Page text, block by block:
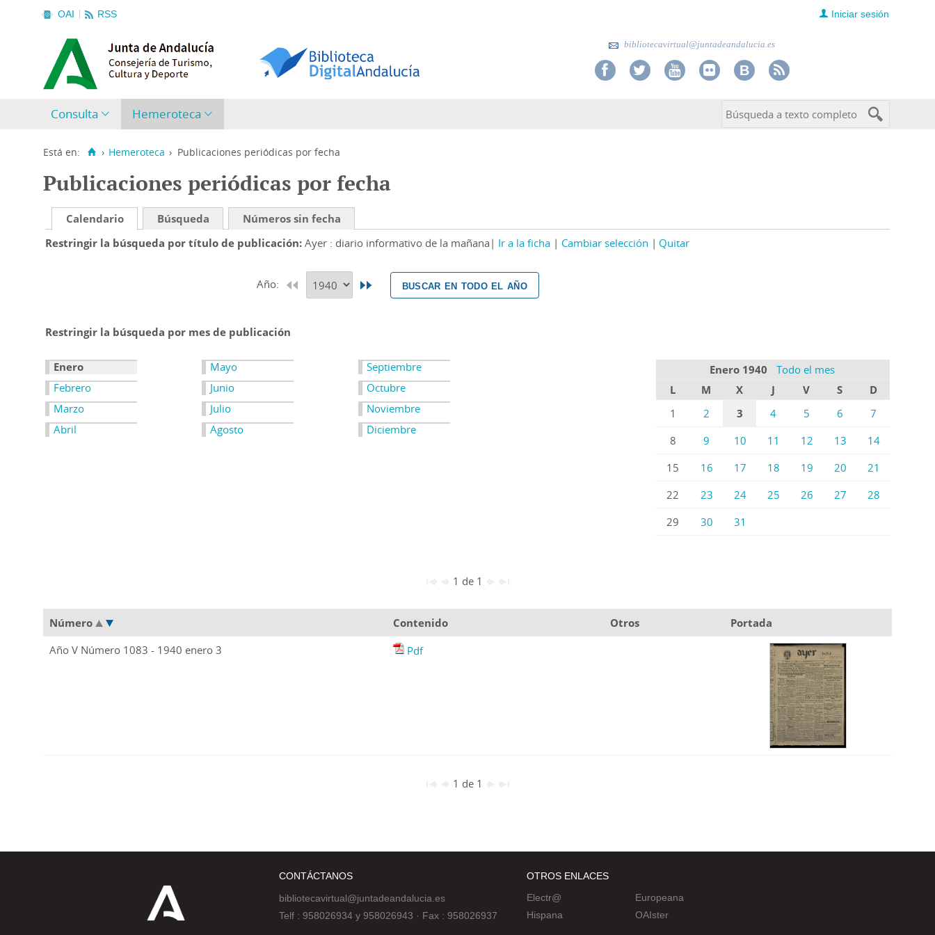
OAI RSS Iniciar sesión
bibliotecavirtual@juntadeandalucia.es
Consulta Hemeroteca
Está en: › Hemeroteca › Publicaciones periódicas por fecha
Publicaciones periódicas por fecha
Calendario Búsqueda
Números sin fecha
Restringir la búsqueda por título de publicación Ayer : diario informativo de la mañana Ir a la ficha Cambiar selección Quitar
Año: buscar en todo el año
Restringir la búsqueda por mes de publicación
Enero
Febrero
Marzo
Abril
Mayo
Junio
Julio
Agosto
Septiembre
Octubre
Noviembre
Diciembre
Enero 1940
Todo el mes
L
M X J V S
D
1
2 3 4 5 6
7
8
9 10 11 12 13
14
15
16 17 18 19 20
21
22
23 24 25 26 27
28
29
30 31
1 de 1
Número Contenido Otros
Portada
Año V Número 1083 - 1940 enero 3
Pdf
1 de 1
CONTÁCTANOS
bibliotecavirtual@juntadeandalucia.es
Telf : 958026934 y 958026943 · Fax : 958026937
OTROS ENLACES
Electr@
Hispana
Europeana
OAIster